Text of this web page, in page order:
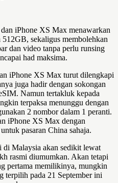
iPhone XS Max menawarkan
sekaligus membolehkan
dan video tanpa perlu runsing
had maksima.
iPhone XS Max turut dilengkapi
juga hadir dengan sokongan
Namun tertakluk kepada
terpaksa menunggu dengan
2 nombor dalam 1 peranti.
iPhone XS Max dengan
pasaran China sahaja.
di Malaysia akan sedikit lewat
rasmi diumumkan. Akan tetapi
pertama memilikinya, mungkin
terpilih pada 21 September ini